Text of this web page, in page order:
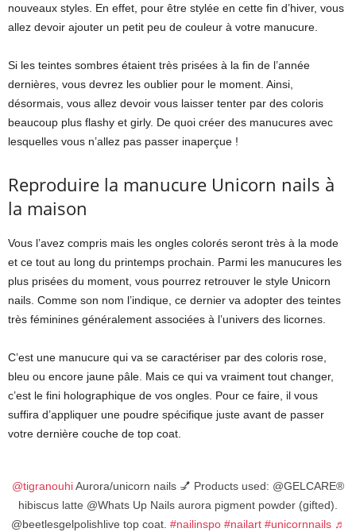
nouveaux styles. En effet, pour être stylée en cette fin d’hiver, vous
allez devoir ajouter un petit peu de couleur à votre manucure.
Si les teintes sombres étaient très prisées à la fin de l’année
dernières, vous devrez les oublier pour le moment. Ainsi,
désormais, vous allez devoir vous laisser tenter par des coloris
beaucoup plus flashy et girly. De quoi créer des manucures avec
lesquelles vous n’allez pas passer inaperçue !
Reproduire la manucure Unicorn nails à
la maison
Vous l’avez compris mais les ongles colorés seront très à la mode
et ce tout au long du printemps prochain. Parmi les manucures les
plus prisées du moment, vous pourrez retrouver le style Unicorn
nails. Comme son nom l’indique, ce dernier va adopter des teintes
très féminines généralement associées à l’univers des licornes.
C’est une manucure qui va se caractériser par des coloris rose,
bleu ou encore jaune pâle. Mais ce qui va vraiment tout changer,
c’est le fini holographique de vos ongles. Pour ce faire, il vous
suffira d’appliquer une poudre spécifique juste avant de passer
votre dernière couche de top coat.
@tigranouhiAurora/unicorn nails 💅 Products used: @GELCARE®
hibiscus latte @Whats Up Nails aurora pigment powder (gifted).
@beetlesgelpolishlive top coat. #nailinspo #nailart #unicornnails ♬